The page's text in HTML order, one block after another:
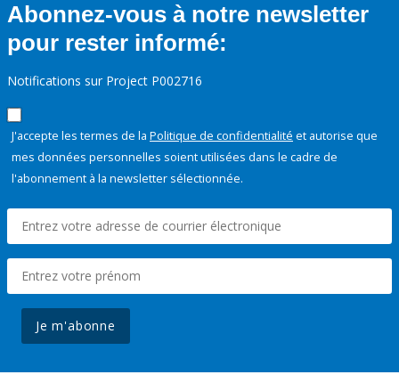
Abonnez-vous à notre newsletter
pour rester informé:
Notifications sur Project P002716
J'accepte les termes de la Politique de confidentialité et autorise que
mes données personnelles soient utilisées dans le cadre de
l'abonnement à la newsletter sélectionnée.
Je m'abonne